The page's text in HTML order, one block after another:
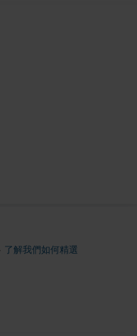
了解我們如何精選